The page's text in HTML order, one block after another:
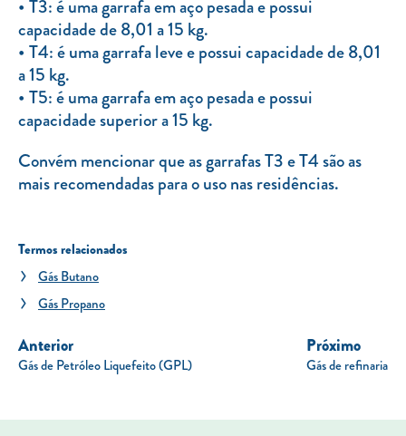
T3: é uma garrafa em aço pesada e possui
capacidade de 8,01 a 15 kg.
T4: é uma garrafa leve e possui capacidade de 8,01
a 15 kg.
T5: é uma garrafa em aço pesada e possui
capacidade superior a 15 kg.
Convém mencionar que as garrafas T3 e T4 são as
mais recomendadas para o uso nas residências.
Termos relacionados
Gás Butano
Gás Propano
Anterior
Gás de Petróleo Liquefeito (GPL)
Próximo
Gás de refinaria